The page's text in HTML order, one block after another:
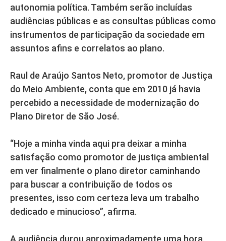
autonomia política. Também serão incluídas
audiências públicas e as consultas públicas como
instrumentos de participação da sociedade em
assuntos afins e correlatos ao plano.
Raul de Araújo Santos Neto, promotor de Justiça
do Meio Ambiente, conta que em 2010 já havia
percebido a necessidade de modernização do
Plano Diretor de São José.
“Hoje a minha vinda aqui pra deixar a minha
satisfação como promotor de justiça ambiental
em ver finalmente o plano diretor caminhando
para buscar a contribuição de todos os
presentes, isso com certeza leva um trabalho
dedicado e minucioso”, afirma.
A audiência durou aproximadamente uma hora.